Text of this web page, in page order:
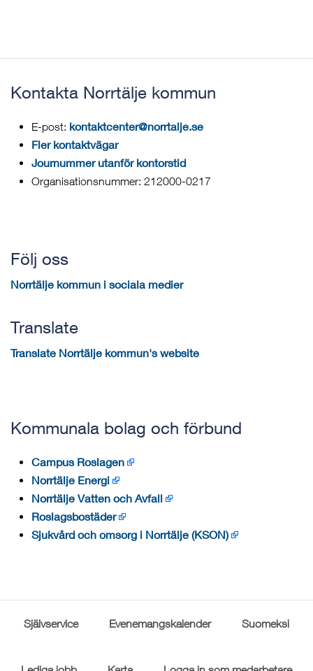
Kontakta Norrtälje kommun
E-post: kontaktcenter@norrtalje.se
Fler kontaktvägar
Journummer utanför kontorstid
Organisationsnummer: 212000-0217
Följ oss
Norrtälje kommun i sociala medier
Translate
Translate Norrtälje kommun's website
Kommunala bolag och förbund
Campus Roslagen
Norrtälje Energi
Norrtälje Vatten och Avfall
Roslagsbostäder
Sjukvård och omsorg i Norrtälje (KSON)
Självservice Evenemangskalender Suomeksi